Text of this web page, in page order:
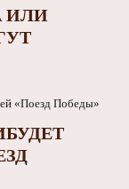
ИЛИ